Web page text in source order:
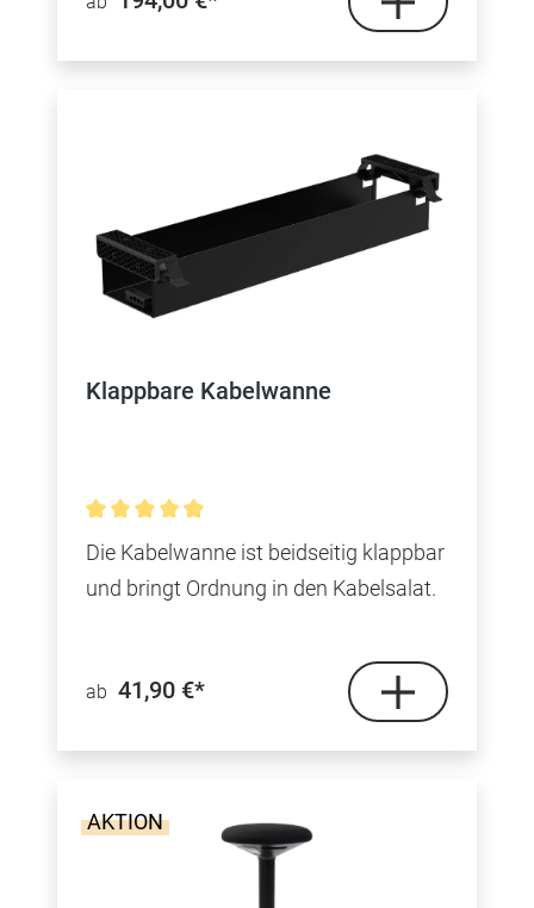
Klappbare Kabelwanne
Durchschnittliche Bewertung von 4.9 von 5
Die Kabelwanne ist beidseitig klappbar
und bringt Ordnung in den Kabelsalat.
ab 41,90 €*
AKTION